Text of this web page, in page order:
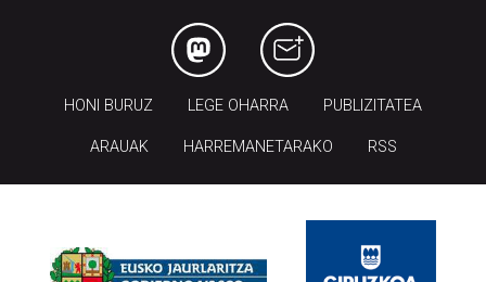
HONI BURUZ LEGE OHARRA PUBLIZITATEA
ARAUAK HARREMANETARAKO RSS